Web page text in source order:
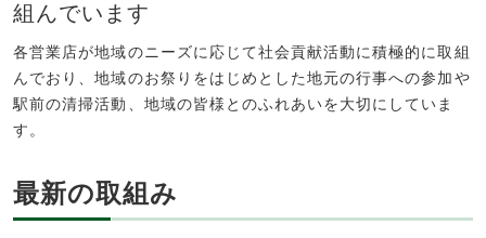
組んでいます
各営業店が地域のニーズに応じて社会貢献活動に積極的に取組
んでおり、地域のお祭りをはじめとした地元の行事への参加や
駅前の清掃活動、地域の皆様とのふれあいを大切にしていま
す。
最新の取組み